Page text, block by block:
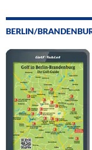
BERLIN/